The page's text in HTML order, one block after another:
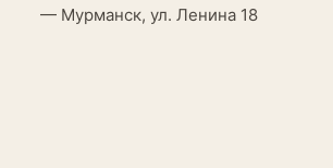
— Мурманск, ул. Ленина 18